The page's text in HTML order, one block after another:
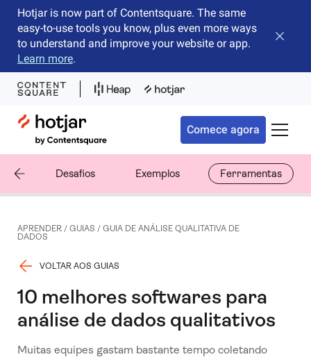
Hotjar is now part of Contentsquare. The same
easy-to-use tools you know, plus even more ways
to understand and improve your website or app.
Learn more.
Fechar
Hotjar Logo
Comece agora
Desafios Exemplos Ferramentas
APRENDER/ GUIAS / GUIA DE ANÁLISE QUALITATIVA DE
DADOS
VOLTAR AOS GUIAS
10 melhores softwares para
análise de dados qualitativos
Muitas equipes gastam bastante tempo coletando